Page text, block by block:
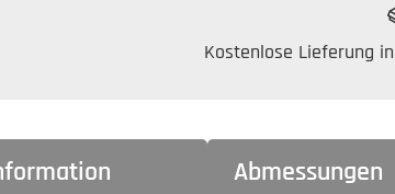
Kostenlose Lieferung
Abmessungen